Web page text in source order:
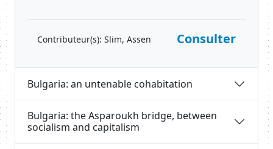
Contributeur(s): Slim, Assen Consulter
Bulgaria: an untenable cohabitation
Bulgaria: the Asparoukh bridge, between
socialism and capitalism